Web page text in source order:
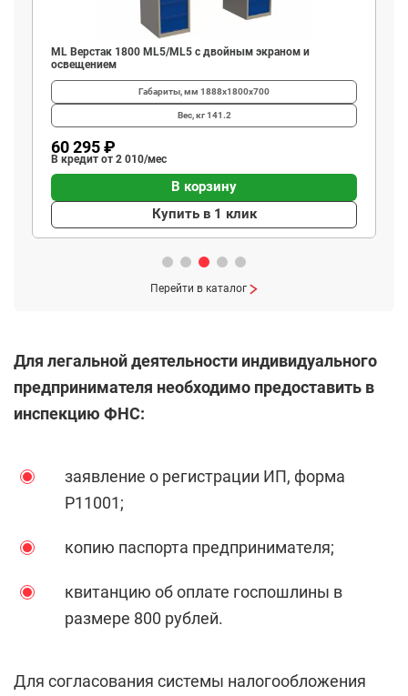
ML Верстак 1800 ML5/ML5 с двойным экраном и
освещением
Габариты, мм 1888x1800x700
Вес, кг141.2
60 295 ₽
В кредит от 2 010/мес
В корзину
Купить в 1 клик
Перейти в каталог
Для легальной деятельности индивидуального
предпринимателя необходимо предоставить в
инспекцию ФНС:
заявление о регистрации ИП, форма
Р11001;
копию паспорта предпринимателя;
квитанцию об оплате госпошлины в
размере 800 рублей.
Для согласования системы налогообложения